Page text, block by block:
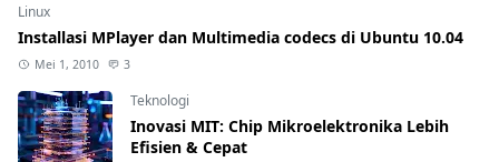
Linux
Installasi MPlayer dan Multimedia codecs di Ubuntu 10.04
Mei 1, 2010 3
Teknologi
Inovasi MIT: Chip Mikroelektronika Lebih
Efisien & Cepat